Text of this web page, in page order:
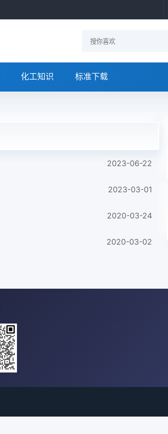
化工知识 标准下载
2023-06-22
2023-03-01
2020-03-24
2020-03-02